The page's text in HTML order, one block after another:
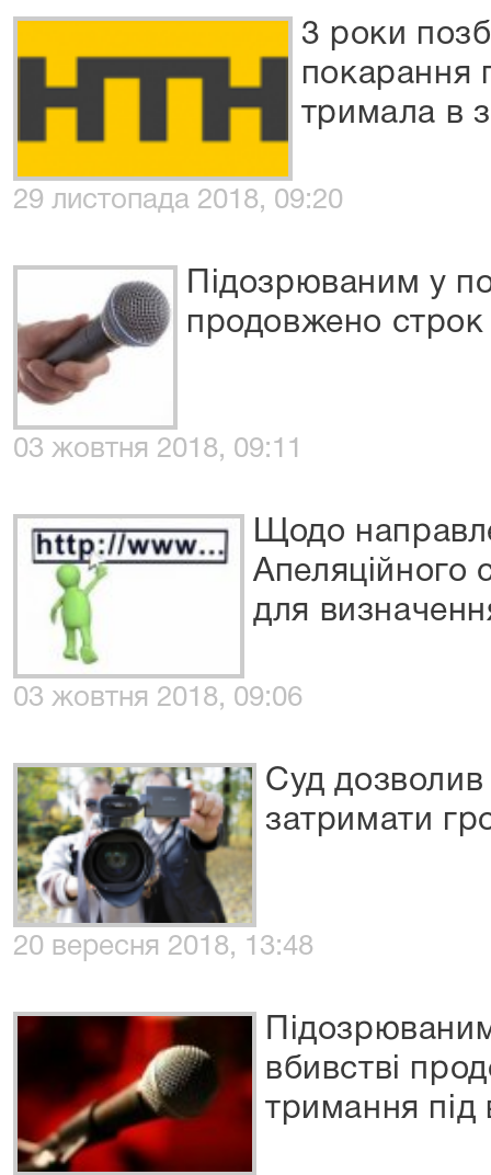
3 роки
покарання
тримала в
29 листопада 2018, 09:20
Підозрюваним у
продовжено
03 жовтня 2018, 09:11
Щодо
Апеляційного
для
03 жовтня 2018, 09:06
Суд дозволив
затримати
20 вересня 2018, 13:48
вбивстві
тримання під